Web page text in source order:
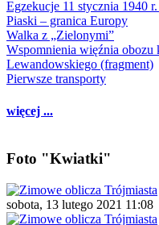
Egzekucje 11 stycznia 1940
Piaski – granica Europy
Walka z „Zielonymi”
Wspomnienia więźnia obozu
Lewandowskiego (fragment)
Pierwsze transporty
więcej ...
Foto "Kwiatki"
sobota, 13 lutego 2021 11:08